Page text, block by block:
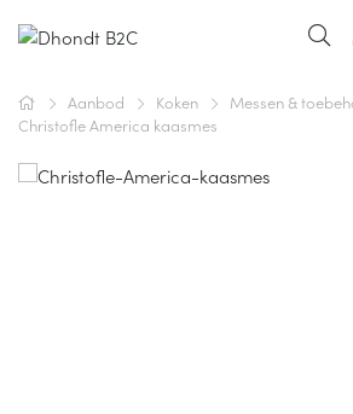
Aanbod Koken Messen &
Christofle America kaasmes